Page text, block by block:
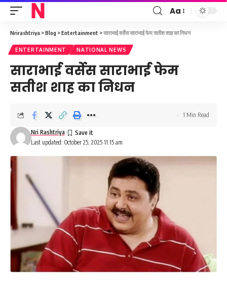
Font
Resizer
Aa
Nrirashtriya >Blog >Entertainment >साराभाई वर्सेस साराभाई फेम सतीश शाह का निधन
ENTERTAINMENT NATIONAL NEWS
साराभाई वर्सेस साराभाई फेम
सतीश शाह का निधन
Last updated: October 25, 2025 11:15 am
Nri Rashtriya
1 Min Read